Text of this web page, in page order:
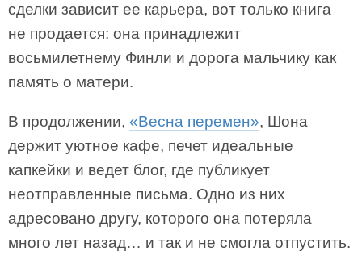
сделки зависит ее карьера, вот только книга
не продается: она принадлежит
восьмилетнему Финли и дорога мальчику как
память о матери.
В продолжении, «Весна перемен», Шона
держит уютное кафе, печет идеальные
капкейки и ведет блог, где публикует
неотправленные письма. Одно из них
адресовано другу, которого она потеряла
много лет назад… и так и не смогла отпустить.